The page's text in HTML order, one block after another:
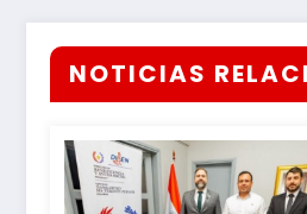
NOTICIAS